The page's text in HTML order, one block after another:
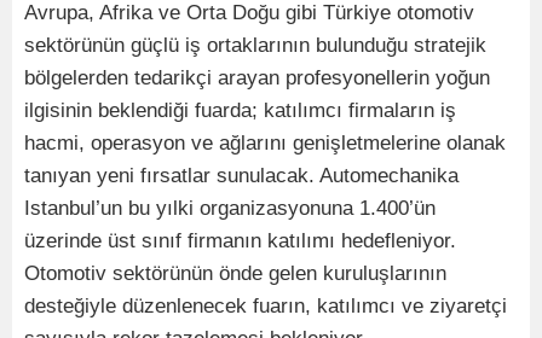
Avrupa, Afrika ve Orta Doğu gibi Türkiye otomotiv
sektörünün güçlü iş ortaklarının bulunduğu stratejik
bölgelerden tedarikçi arayan profesyonellerin yoğun
ilgisinin beklendiği fuarda; katılımcı firmaların iş
hacmi, operasyon ve ağlarını genişletmelerine olanak
tanıyan yeni fırsatlar sunulacak. Automechanika
Istanbul’un bu yılki organizasyonuna 1.400’ün
üzerinde üst sınıf firmanın katılımı hedefleniyor.
Otomotiv sektörünün önde gelen kuruluşlarının
desteğiyle düzenlenecek fuarın, katılımcı ve ziyaretçi